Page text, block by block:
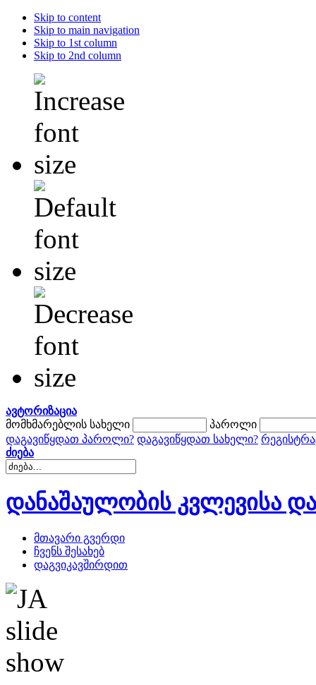
Skip to content
Skip to main navigation
Skip to 1st column
Skip to 2nd column
ავტორიზაცია
მომხმარებლის სახელი
პაროლი
დაგავიწყდათ პაროლი? დაგავიწყდათ სახელი?
ძიება
დანაშაულობის კვლევისა
მთავარი გვერდი
ჩვენს შესახებ
დაგვიკავშირდით